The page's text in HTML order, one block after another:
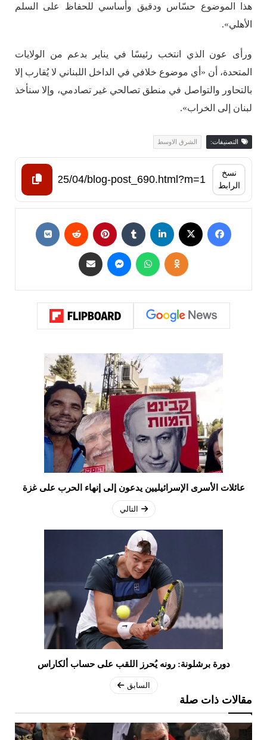
هذا الموضوع حسّاس ودقيق وأساسي للحفاظ على السلم
الأهلي».
ورأى عون الذي انتخب رئيسًا في يناير بدعم من الولايات
المتحدة، أن «أي موضوع خلافي في الداخل اللبناني لا يُقارب إلا
بالتحاور والتواصل في منطق تصالحي غير تصادمي، وإلا سنأخذ
لبنان إلى الخراب».
التصنيفات: الشرق الاوسط
نسخ
الرابط
عائلات الأسرى الإسرائيليين يدعون إلى إنهاء الحرب على غزة
التالي
دورة برشلونة: رونه يُحرز اللقب على حساب ألكاراس
السابق
مقالات ذات صلة